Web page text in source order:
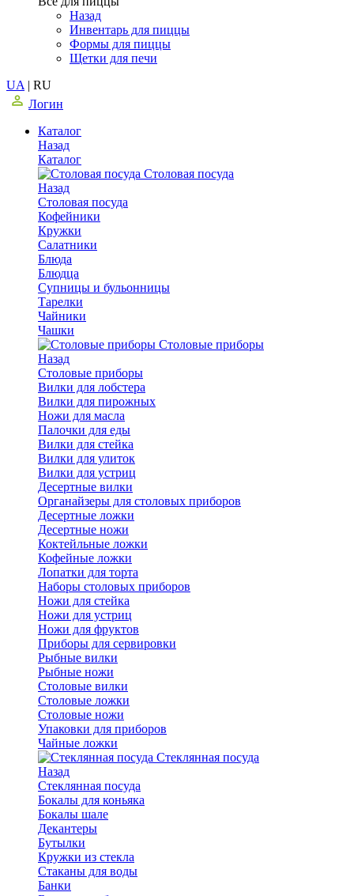
Назад
Инвентарь для пиццы
Формы для пиццы
Щетки для печи
UA | RU
Логин
Каталог
Назад
Каталог
Столовая посуда
Назад
Столовая посуда
Кофейники
Кружки
Салатники
Блюда
Блюдца
Супницы и бульонницы
Тарелки
Чайники
Чашки
Cтоловые приборы
Назад
Cтоловые приборы
Вилки для лобстера
Вилки для пирожных
Ножи для масла
Палочки для еды
Вилки для стейка
Вилки для улиток
Вилки для устриц
Десертные вилки
Органайзеры для столовых приборов
Десертные ложки
Десертные ножи
Коктейльные ложки
Кофейные ложки
Лопатки для торта
Наборы столовых приборов
Ножи для стейка
Ножи для устриц
Ножи для фруктов
Приборы для сервировки
Рыбные вилки
Рыбные ножи
Столовые вилки
Столовые ложки
Столовые ножи
Упаковки для приборов
Чайные ложки
Стеклянная посуда
Назад
Стеклянная посуда
Бокалы для коньяка
Бокалы шале
Декантеры
Бутылки
Кружки из стекла
Стаканы для воды
Банки